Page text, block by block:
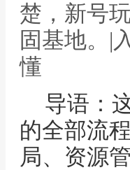
楚，新号
固基地。|
懂
导语：
的全部流
局、资源